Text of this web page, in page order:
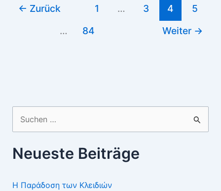
← Zurück 1 … 3 4
5
…
84 Weiter →
nach:
Neueste Beiträge
Η Παράδοση των Κλειδιών